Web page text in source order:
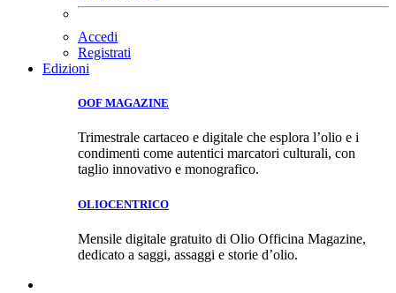
Accedi
Registrati
Edizioni
OOF MAGAZINE
Trimestrale cartaceo e digitale che esplora l’olio e i
condimenti come autentici marcatori culturali, con
taglio innovativo e monografico.
OLIOCENTRICO
Mensile digitale gratuito di Olio Officina Magazine,
dedicato a saggi, assaggi e storie d’olio.